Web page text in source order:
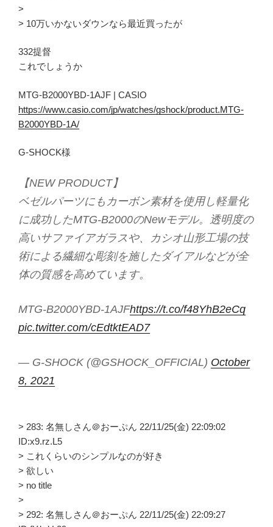
>
> 10万いかないダウンなら最近買ったが
332提督
これでしょうか
MTG-B2000YBD-1AJF | CASIO
https://www.casio.com/jp/watches/gshock/product.MTG-
B2000YBD-1A/
G-SHOCK様
【NEW PRODUCT】
ベゼルパーツにもカーボン素材を使用し軽量化
に成功したMTG-B2000のNewモデル。透明度の
高いサファイアガラスや、カシオ山形工場の技
術による繊細な彫刻を施したダイアルなどが全
体の質感を高めています。
MTG-B2000YBD-1AJFhttps://t.co/f48YhB2eCq
pic.twitter.com/cEdtktEAD7
— G-SHOCK (@GSHOCK_OFFICIAL) October
8, 2021
> 283: 名無しさん＠おーぷん 22/11/25(金) 22:09:02
ID:x9.rz.L5
> これくらいのシンプルなのが好き
> 欲しい
> no title
>
> 292: 名無しさん＠おーぷん 22/11/25(金) 22:09:27